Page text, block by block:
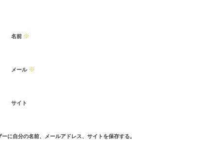
名前 ※
メール ※
サイト
に自分の名前、メールアドレス、サイトを保存する。